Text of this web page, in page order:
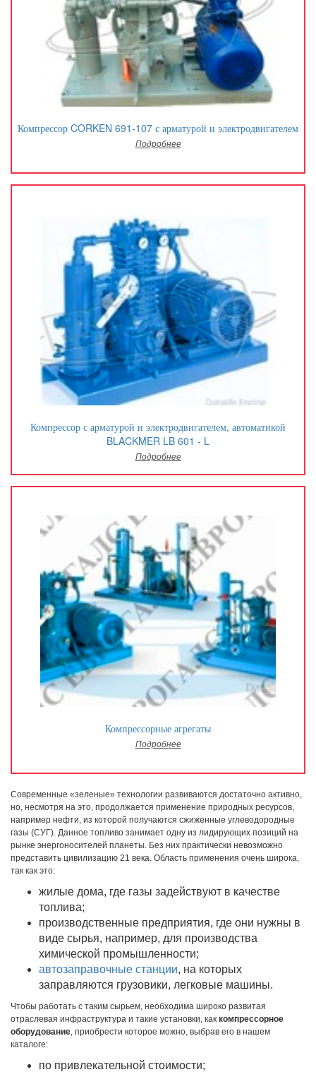
Компрессор CORKEN 691-107 с арматурой и электродвигателем
Подробнее
Компрессор с арматурой и электродвигателем, автоматикой
BLACKMER LB 601 - L
Подробнее
Компрессорные агрегаты
Подробнее
Современные «зеленые» технологии развиваются достаточно активно,
но, несмотря на это, продолжается применение природных ресурсов,
например нефти, из которой получаются сжиженные углеводородные
газы (СУГ). Данное топливо занимает одну из лидирующих позиций на
рынке энергоносителей планеты. Без них практически невозможно
представить цивилизацию 21 века. Область применения очень широка,
так как это:
жилые дома, где газы задействуют в качестве
топлива;
производственные предприятия, где они нужны в
виде сырья, например, для производства
химической промышленности;
автозаправочные станции, на которых
заправляются грузовики, легковые машины.
Чтобы работать с таким сырьем, необходима широко развитая
отраслевая инфраструктура и такие установки, как компрессорное
оборудование, приобрести которое можно, выбрав его в нашем
каталоге:
по привлекательной стоимости;